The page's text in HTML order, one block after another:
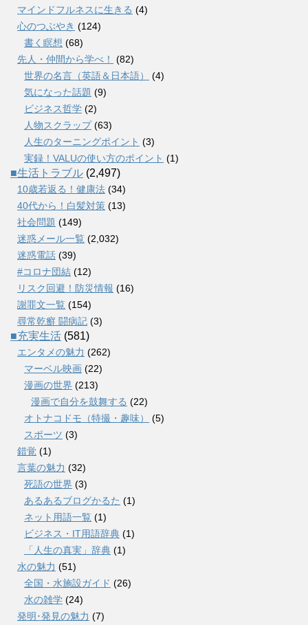
マインドフルネスに生きる (4)
心のつぶやき (124)
書く瞑想 (68)
先人・仲間から学べ！
(82)
世界の名言（英語＆日本語）
(4)
気になった話題 (9)
ビジネス哲学 (2)
人物スクラップ(63)
人生のターニングポイント (3)
実録！VALUの使い方のポイント (1)
■生活トラブル (2,497)
10歳若返る！健康法 (34)
40代から！白髪対策 (13)
社会問題 (149)
迷惑メール一覧 (2,032)
迷惑電話 (39)
#コロナ団結 (12)
リスク回避！防災情報 (16)
謝罪文一覧 (154)
尋常乾癬 闘病記 (3)
■充実生活 (581)
エンタメの魅力 (262)
マーベル映画 (22)
漫画の世界 (213)
漫画で自分を鼓舞する (22)
オトナコドモ（特撮・趣味）
(5)
スポーツ (3)
錯覚 (1)
言葉の魅力 (32)
死語の世界 (3)
あるあるブログかるた (1)
ネット用語一覧 (1)
ビジネス・IT用語辞典 (1)
「人生の真実」辞典 (1)
水の魅力 (51)
全国・水施設ガイド (26)
水の雑学 (24)
発明･発見の魅力 (7)